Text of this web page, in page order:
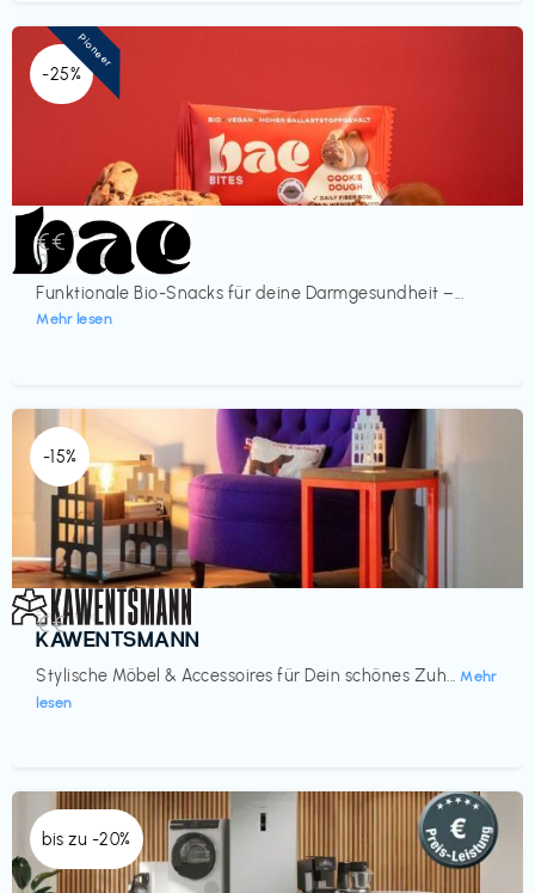
-25%
Lebensmittel
bae Treat
Funktionale Bio-Snacks für deine Darmgesundheit –...
Mehr lesen
€€‎
Pioneer
-15%
Einrichtung
KAWENTSMANN
Stylische Möbel & Accessoires für Dein schönes Zuh... Mehr
lesen
€€‎
bis zu -20%